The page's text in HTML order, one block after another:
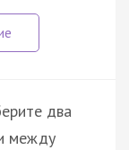
два
между